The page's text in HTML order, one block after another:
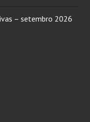
– setembro 2026